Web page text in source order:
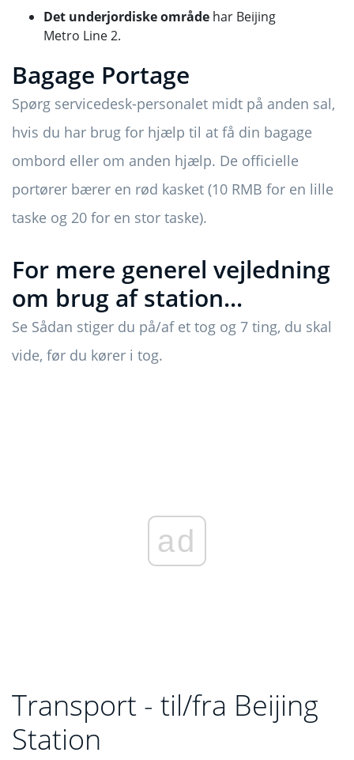
Det underjordiske område har Beijing
Metro Line 2.
Bagage Portage
Spørg servicedesk-personalet midt på anden sal,
hvis du har brug for hjælp til at få din bagage
ombord eller om anden hjælp. De officielle
portører bærer en rød kasket (10 RMB for en lille
taske og 20 for en stor taske).
For mere generel vejledning
om brug af station...
Se Sådan stiger du på/af et tog og 7 ting, du skal
vide, før du kører i tog.
ad
Transport - til/fra Beijing
Station